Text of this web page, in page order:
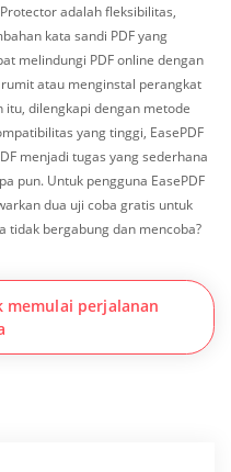
adalah fleksibilitas,
kata sandi PDF yang
melindungi PDF online dengan
atau menginstal perangkat
itu, dilengkapi dengan metode
yang tinggi, EasePDF
menjadi tugas yang sederhana
pun. Untuk pengguna EasePDF
dua uji coba gratis untuk
tidak bergabung dan mencoba?
memulai perjalanan